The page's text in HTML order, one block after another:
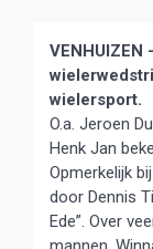
wielersport.
O.a. Jeroen
Henk Jan
Opmerkelijk
door Dennis
Ede”. Over